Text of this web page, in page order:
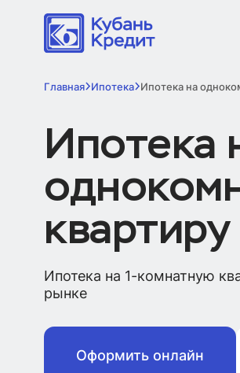
Оформить онлайн
Ипотека
квартиру
Ипотека на 1-комнатную
рынке
Главная Ипотека Ипотека на